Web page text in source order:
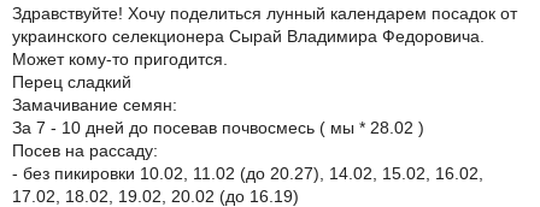
Здравствуйте! Хочу поделиться лунный календарем посадок от
украинского селекционера Сырай Владимира Федоровича.
Может кому-то пригодится.
Перец сладкий
Замачивание семян:
За 7 - 10 дней до посевав почвосмесь ( мы * 28.02 )
Посев на рассаду:
- без пикировки 10.02, 11.02 (до 20.27), 14.02, 15.02, 16.02,
17.02, 18.02, 19.02, 20.02 (до 16.19)